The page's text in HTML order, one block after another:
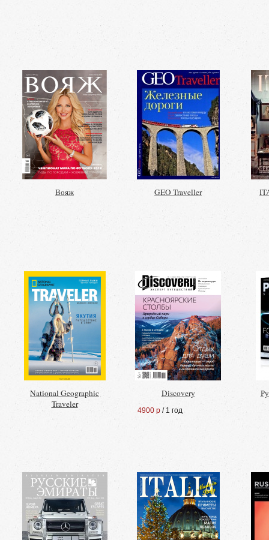
Вояж GEO Traveller
National Geographic
Traveler
Discovery
4900 р / 1 год